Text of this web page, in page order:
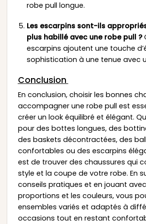
robe pull longue.
Les escarpins sont-ils
plus habillé avec une robe pull ?
escarpins ajoutent une touche
sophistication à une tenue avec
Conclusion
En conclusion, choisir les bonnes
accompagner une robe pull est
créer un look équilibré et élégant.
pour des bottes longues, des
des baskets décontractées, des
confortables ou des escarpins
est de trouver des chaussures qui
style et la coupe de votre robe. En
conseils pratiques et en jouant
proportions et les couleurs, vous
ensembles variés et adaptés à
occasions tout en restant